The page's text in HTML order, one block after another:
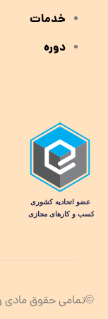
خدمات
دوره
©تمامی حقوق مادی